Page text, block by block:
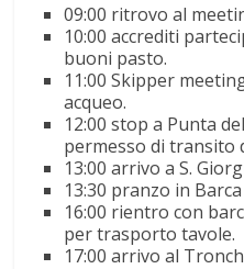
09:00 ritrovo al
10:00 accrediti
buoni pasto.
11:00 Skipper
acqueo.
12:00 stop a Punta
permesso di transito
13:00 arrivo a S.
13:30 pranzo in
16:00 rientro con
per trasporto tavole.
17:00 arrivo al